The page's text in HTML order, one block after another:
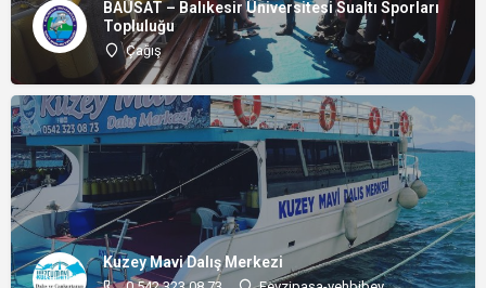
BAÜSAT – Balıkesir Üniversitesi Sualtı Sporları
Topluluğu
Çağış
Kuzey Mavi Dalış Merkezi